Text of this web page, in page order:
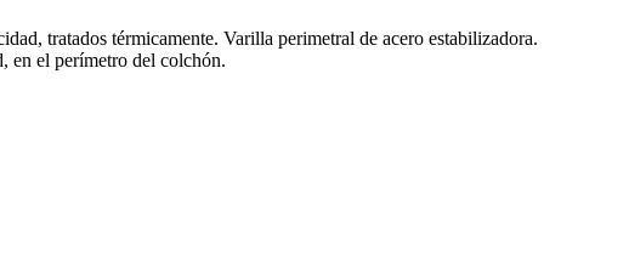
tratados térmicamente. Varilla perimetral de acero estabilizadora.
en el perímetro del colchón.